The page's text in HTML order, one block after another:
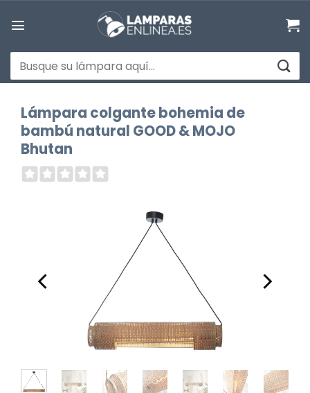
Buscar
por:
Lámpara colgante bohemia de
bambú natural GOOD & MOJO
Bhutan